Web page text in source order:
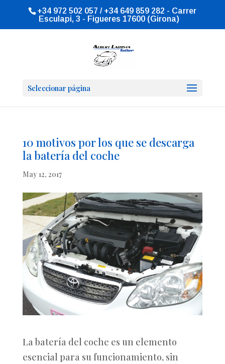
+34 972 502 057 / +34 649 859 282 - Carrer
Esculapi, 3 - Figueres 17600 (Girona)
Seleccionar página
10 motivos por los que se descarga
la batería del coche
May 12, 2017
La batería del coche es un elemento
esencial para su funcionamiento, sin